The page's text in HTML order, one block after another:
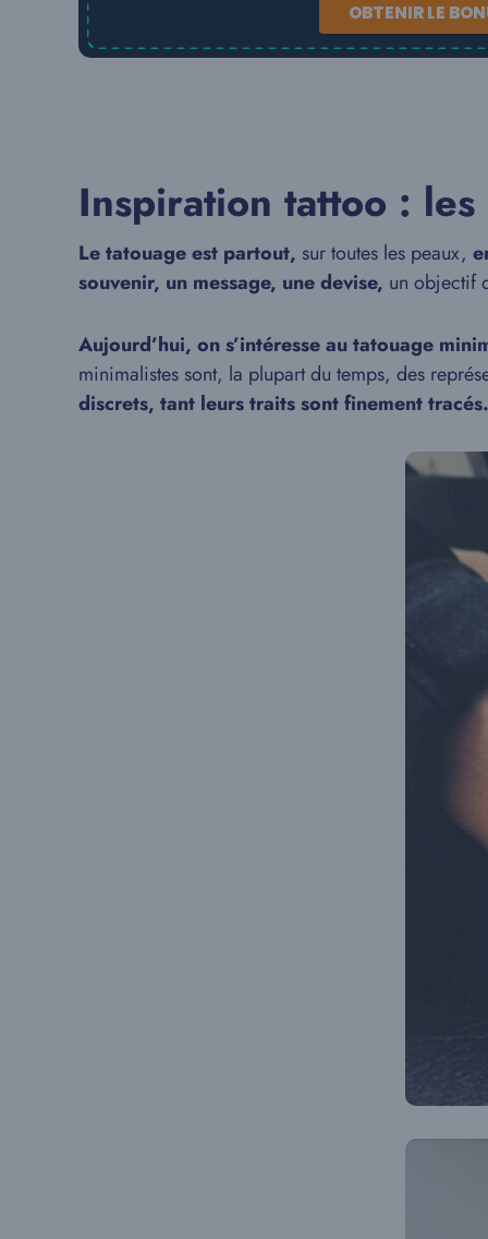
OBTENIR LE
Inspiration tattoo :
Le tatouage est partout, sur toutes les peaux,
souvenir, un message, une devise, un objectif
Aujourd’hui, on s’intéresse au tatouage
minimalistes sont, la plupart du temps, des
discrets, tant leurs traits sont finement tracés.